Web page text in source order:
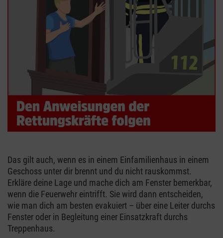
Das gilt auch, wenn es in einem Einfamilienhaus in einem
Geschoss unter dir brennt und du nicht rauskommst.
Erkläre deine Lage und mache dich am Fenster bemerkbar,
wenn die Feuerwehr eintrifft. Sie wird dann entscheiden,
wie man dich am besten evakuiert – über eine Leiter durchs
Fenster oder in Begleitung einer Einsatzkraft durchs
Treppenhaus.